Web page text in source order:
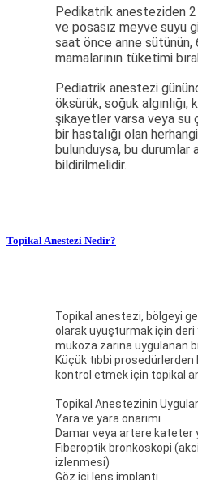
Pedikatrik anesteziden
ve posasız meyve suyu
saat önce anne
mamalarının tüketimi
Pediatrik anestezi
öksürük, soğuk
şikayetler varsa veya su
bir hastalığı olan
bulunduysa, bu durumlar
bildirilmelidir.
Topikal Anestezi Nedir?
Topikal anestezi, bölgeyi
olarak uyuşturmak için deri
mukoza zarına uygulanan
Küçük tıbbi prosedürlerden
kontrol etmek için topikal
Topikal Anestezinin
Yara ve yara onarımı
Damar veya artere kateter
Fiberoptik bronkoskopi
izlenmesi)
Göz içi lens implantı